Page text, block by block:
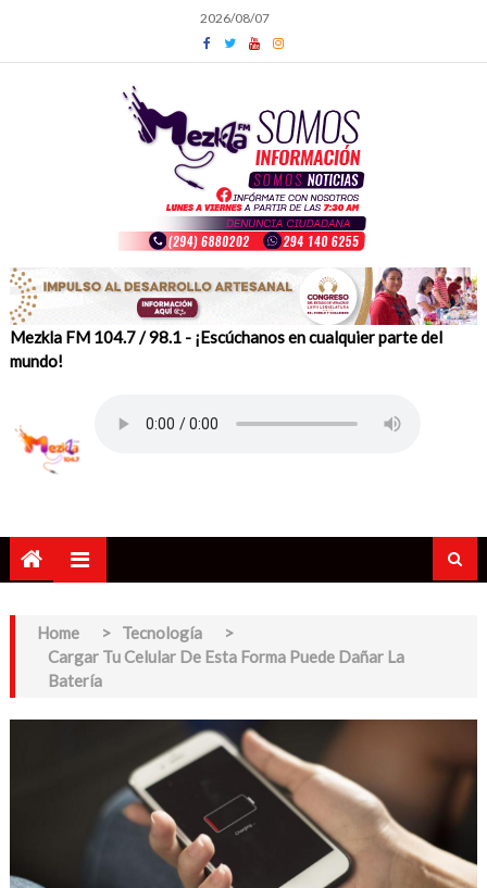
content
2026/08/07
Mezkla FM 104.7 / 98.1 - ¡Escúchanos en cualquier parte del
mundo!
Home > Tecnología
>
Cargar Tu Celular De Esta Forma Puede Dañar La
Batería